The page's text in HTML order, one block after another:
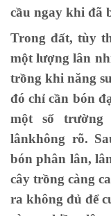
cầu ngay khi đã
Trong đất, tùy
một lượng lân
trồng khi năng
đó chỉ cần bón
một số trường
lânkhông rõ.
bón phân lân,
cây trồng càng
ra không đủ để